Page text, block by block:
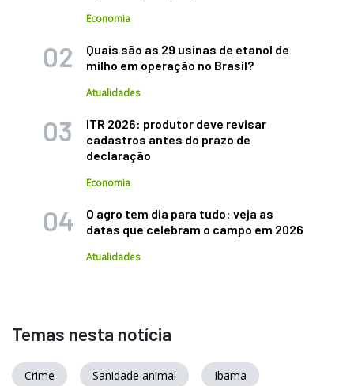
Economia
Quais são as 29 usinas de etanol de
milho em operação no Brasil?
Atualidades
ITR 2026: produtor deve revisar
cadastros antes do prazo de
declaração
Economia
O agro tem dia para tudo: veja as
datas que celebram o campo em 2026
Atualidades
Temas nesta notícia
Crime Sanidade animal Ibama